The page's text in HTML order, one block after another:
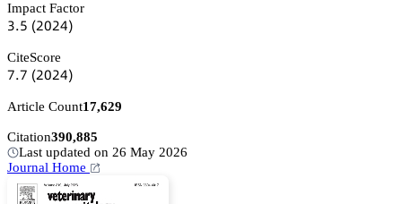
Impact Factor
杚.逦 (缗蔡缗鋺)
CiteScore
篫.篫 (缗蔡缗鋺)
Article Count17,629
Citation390,885
Last updated on 26 May 2026
Journal Home